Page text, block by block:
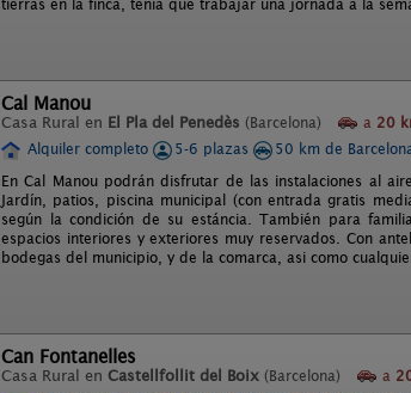
tierras en la finca, tenía que trabajar una jornada a la
Cal Manou
Casa Rural en El Pla del Penedès (Barcelona) a 20
Alquiler completo
5-6 plazas
50 km de
En Cal Manou podrán disfrutar de las instalaciones al
Jardín, patios, piscina municipal (con entrada gratis
según la condición de su estáncia. También para
espacios interiores y exteriores muy reservados. Con
bodegas del municipio, y de la comarca, asi como
Can Fontanelles
Casa Rural en Castellfollit del Boix (Barcelona) a